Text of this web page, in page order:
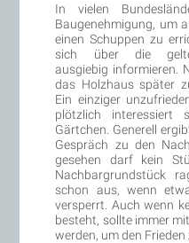
In vielen
Baugenehmigung, um
einen Schuppen zu
sich über die
ausgiebig informieren.
das Holzhaus später
Ein einziger
plötzlich
Gärtchen. Generell
Gespräch zu den
gesehen darf kein
Nachbargrundstück
schon aus, wenn
versperrt. Auch wenn
besteht, sollte immer
werden, um den Frieden